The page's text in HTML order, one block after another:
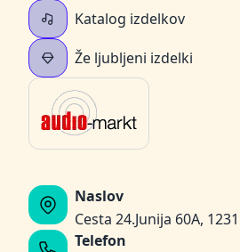
Katalog izdelkov
Že ljubljeni izdelki
Naslov
Cesta 24.Junija 60A,
Telefon